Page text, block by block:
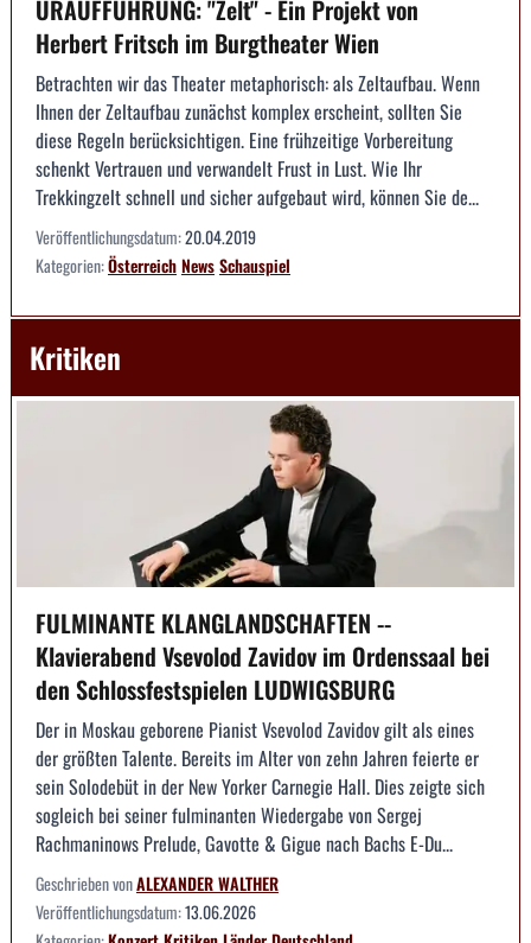
URAUFFÜHRUNG: "Zelt" - Ein Projekt von
Herbert Fritsch im Burgtheater Wien
Betrachten wir das Theater metaphorisch: als Zeltaufbau. Wenn
Ihnen der Zeltaufbau zunächst komplex erscheint, sollten Sie
diese Regeln berücksichtigen. Eine frühzeitige Vorbereitung
schenkt Vertrauen und verwandelt Frust in Lust. Wie Ihr
Trekkingzelt schnell und sicher aufgebaut wird, können Sie de...
Veröffentlichungsdatum:20.04.2019
Kategorien:ÖsterreichNewsSchauspiel
Kritiken
FULMINANTE KLANGLANDSCHAFTEN --
Klavierabend Vsevolod Zavidov im Ordenssaal bei
den Schlossfestspielen LUDWIGSBURG
Der in Moskau geborene Pianist Vsevolod Zavidov gilt als eines
der größten Talente. Bereits im Alter von zehn Jahren feierte er
sein Solodebüt in der New Yorker Carnegie Hall. Dies zeigte sich
sogleich bei seiner fulminanten Wiedergabe von Sergej
Rachmaninows Prelude, Gavotte & Gigue nach Bachs E-Du...
Geschrieben vonALEXANDER WALTHER
Veröffentlichungsdatum:13.06.2026